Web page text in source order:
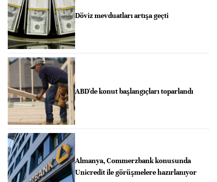
Döviz mevduatları artışa geçti
ABD'de konut başlangıçları toparlandı
Almanya, Commerzbank konusunda
Unicredit ile görüşmelere hazırlanıyor